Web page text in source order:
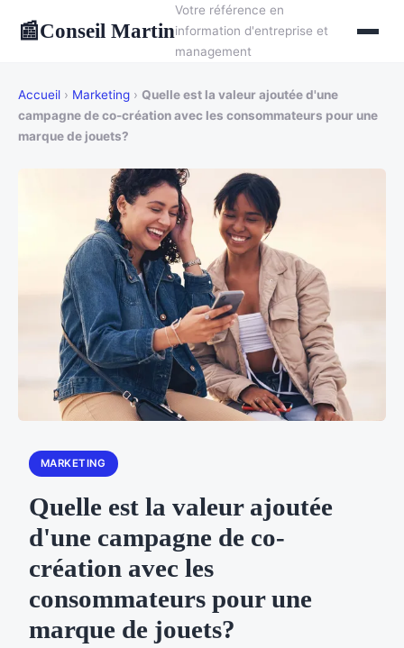
📰Conseil Martin
Votre référence en
information d'entreprise et
management
Accueil › Marketing › Quelle est la valeur ajoutée d'une
campagne de co-création avec les consommateurs pour une
marque de jouets?
MARKETING
Quelle est la valeur ajoutée
d'une campagne de co-
création avec les
consommateurs pour une
marque de jouets?